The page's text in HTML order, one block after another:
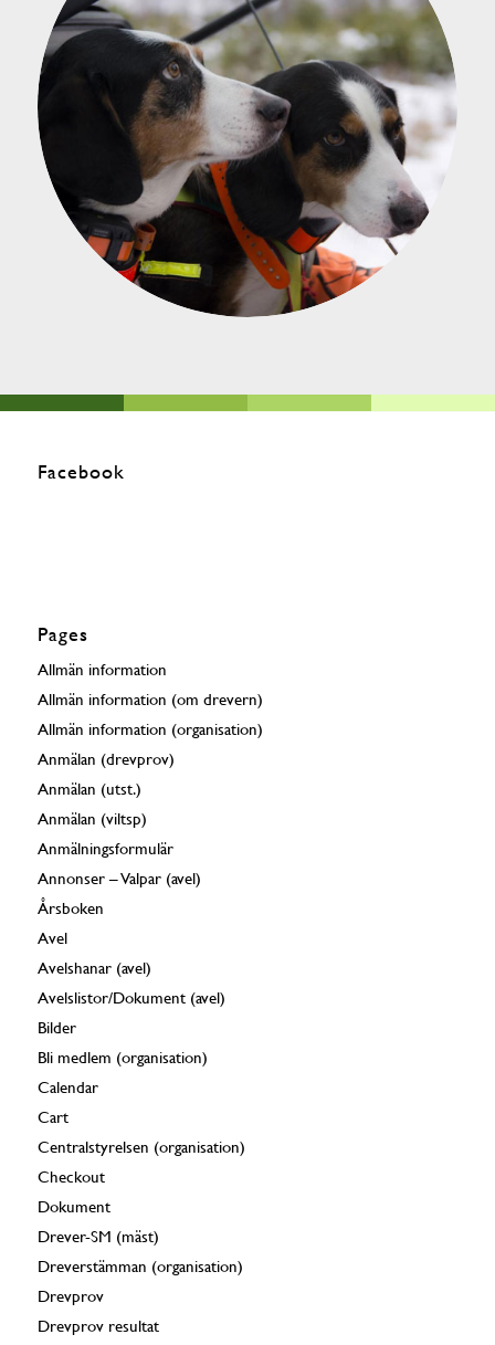
Facebook
Pages
Allmän information
Allmän information (om drevern)
Allmän information (organisation)
Anmälan (drevprov)
Anmälan (utst.)
Anmälan (viltsp)
Anmälningsformulär
Annonser – Valpar (avel)
Årsboken
Avel
Avelshanar (avel)
Avelslistor/Dokument (avel)
Bilder
Bli medlem (organisation)
Calendar
Cart
Centralstyrelsen (organisation)
Checkout
Dokument
Drever-SM (mäst)
Dreverstämman (organisation)
Drevprov
Drevprov resultat